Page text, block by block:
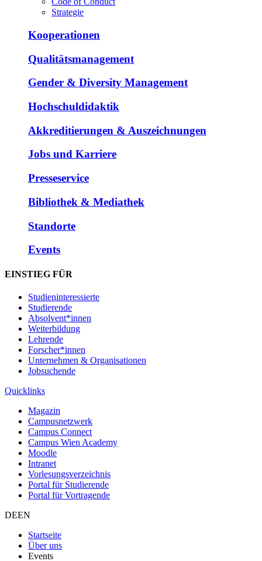
Strategie
Kooperationen
Qualitätsmanagement
Gender & Diversity Management
Hochschuldidaktik
Akkreditierungen & Auszeichnungen
Jobs und Karriere
Presseservice
Bibliothek & Mediathek
Standorte
Events
EINSTIEG FÜR
Studieninteressierte
Studierende
Absolvent*innen
Weiterbildung
Lehrende
Forscher*innen
Unternehmen & Organisationen
Jobsuchende
Quicklinks
Magazin
Campusnetzwerk
Campus Connect
Campus Wien Academy
Moodle
Intranet
Vorlesungsverzeichnis
Portal für Studierende
Portal für Vortragende
DEEN
Startseite
Über uns
Events